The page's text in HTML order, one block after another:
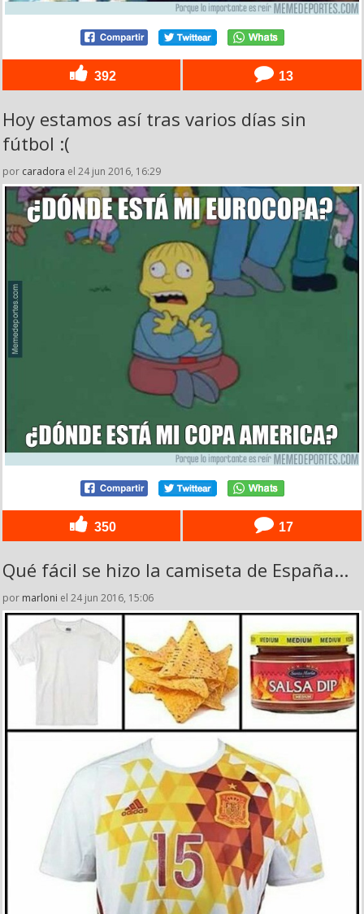
392 13
Hoy estamos así tras varios días sin
fútbol :(
por caradora el 24 jun 2016, 16:29
350 17
Qué fácil se hizo la camiseta de España...
por marloni el 24 jun 2016, 15:06